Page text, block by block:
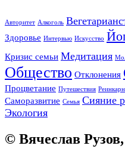
Авторитет Алкоголь
Здоровье Интервью Искусство
Кризис семьи Медитация
Общество Отклонения
Процветание Путешествия
Саморазвитие Семья Сияние
Экология
© Вячеслав